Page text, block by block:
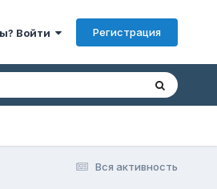
Войти Регистрация
Вся активность